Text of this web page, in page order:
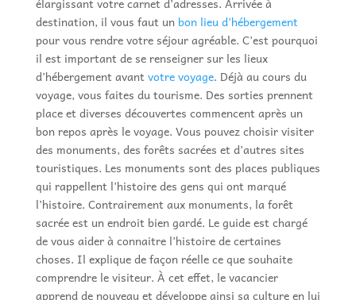
destination, il vous faut un bon lieu d’hébergement
pour vous rendre votre séjour agréable. C’est pourquoi
il est important de se renseigner sur les lieux
d’hébergement avant votre voyage. Déjà au cours du
voyage, vous faites du tourisme. Des sorties prennent
place et diverses découvertes commencent après un
bon repos après le voyage. Vous pouvez choisir visiter
des monuments, des forêts sacrées et d’autres sites
touristiques. Les monuments sont des places publiques
qui rappellent l’histoire des gens qui ont marqué
l’histoire. Contrairement aux monuments, la forêt
sacrée est un endroit bien gardé. Le guide est chargé
de vous aider à connaitre l’histoire de certaines
choses. Il explique de façon réelle ce que souhaite
comprendre le visiteur. À cet effet, le vacancier
apprend de nouveau et développe ainsi sa culture en lui